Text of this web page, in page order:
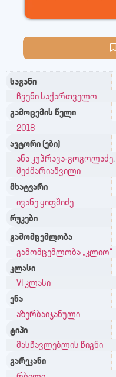
საგანი
ჩვენი საქართველო
გამოცემის წელი
2018
ავტორი (ები)
ანა კუპრავა-გოგოლაძე,
მეძმარიაშვილი
მხატვარი
ივანე ყიფშიძე
რუკები
გამომცემლობა
გამომცემლობა „კლიო“
კლასი
VI კლასი
ენა
აზერბაიჯანული
ტიპი
მასწავლებლის წიგნი
გარეკანი